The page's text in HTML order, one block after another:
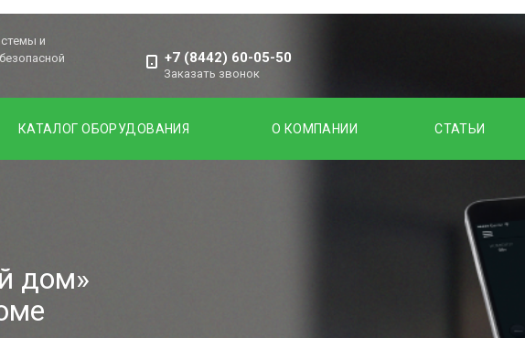
и
+7 (8442) 60-05-50
Заказать звонок
КАТАЛОГ ОБОРУДОВАНИЯ О КОМПАНИИ СТАТЬИ
дом»